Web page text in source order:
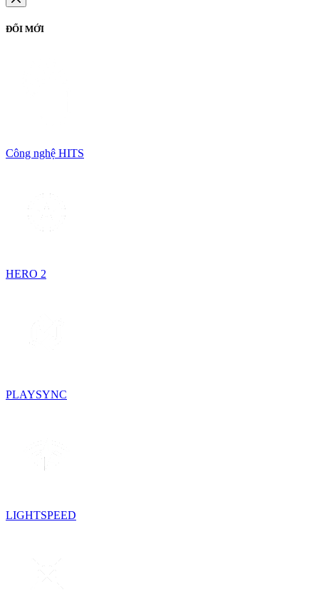
ĐỔI MỚI
Công nghệ HITS
HERO 2
PLAYSYNC
LIGHTSPEED